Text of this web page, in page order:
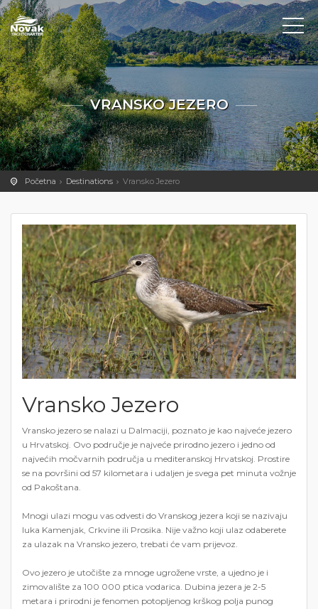
VRANSKO JEZERO
Početna Destinations Vransko Jezero
Vransko Jezero
Vransko jezero se nalazi u Dalmaciji, poznato je kao najveće jezero
u Hrvatskoj. Ovo područje je najveće prirodno jezero i jedno od
najvećih močvarnih područja u mediteranskoj Hrvatskoj. Prostire
se na površini od 57 kilometara i udaljen je svega pet minuta vožnje
od Pakoštana.
Mnogi ulazi mogu vas odvesti do Vranskog jezera koji se nazivaju
luka Kamenjak, Crkvine ili Prosika. Nije važno koji ulaz odaberete
za ulazak na Vransko jezero, trebati će vam prijevoz.
Ovo jezero je utočište za mnoge ugrožene vrste, a ujedno je i
zimovalište za 100 000 ptica vodarica. Dubina jezera je 2-5
metara i prirodni je fenomen potopljenog krškog polja punog